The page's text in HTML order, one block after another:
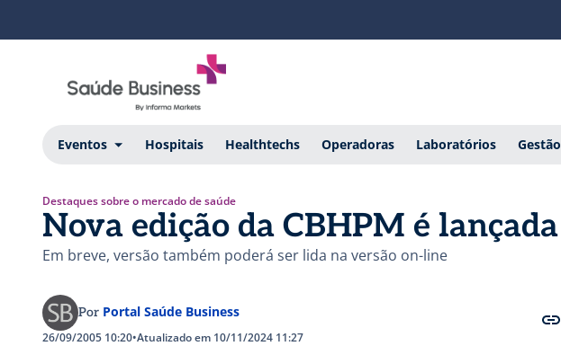
Eventos Hospitais Healthtechs Operadoras Laboratórios Gestão
Destaques sobre o mercado de saúde
Nova edição da CBHPM é lançada
Em breve, versão também poderá ser lida na versão on-line
Por Portal Saúde Business
26/09/2005 10:20•Atualizado em 10/11/2024 11:27